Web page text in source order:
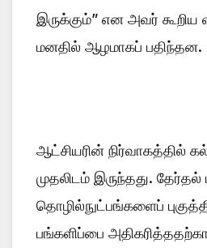
இருக்கும்” என அவர்
மனதில் ஆழமாகப் பதிந்தன.
ஆட்சியரின் நிர்வாகத்தில்
முதலிடம் இருந்தது. தேர்தல்
தொழில்நுட்பங்களைப்
பங்களிப்பை